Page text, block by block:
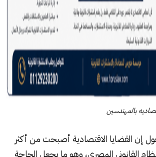
بالمهندسين
إن القضايا الاقتصادية أصبحت من أكثر
القانوني المصري، وهو ما يجعل الحاجة